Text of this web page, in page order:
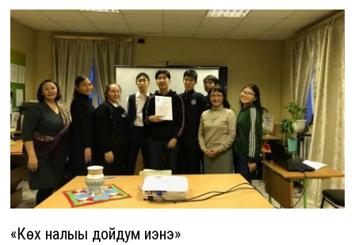
«Күөх налыы дойдум иэнэ»